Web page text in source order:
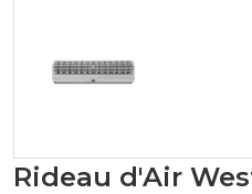
Rideau d'Air